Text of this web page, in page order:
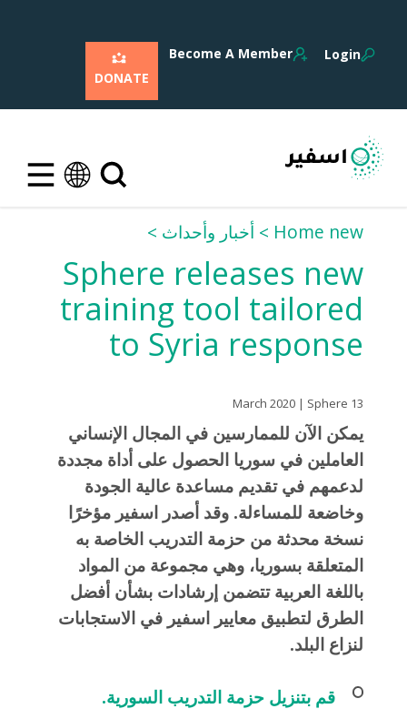
Login
Become A Member
DONATE
Home new أخبار وأحداث
Sphere releases new
training tool tailored
to Syria response
13 March 2020 | Sphere
يمكن الآن للممارسين في المجال الإنساني
العاملين في سوريا الحصول على أداة مجددة
لدعمهم في تقديم مساعدة عالية الجودة
وخاضعة للمساءلة. وقد أصدر اسفير مؤخرًا
نسخة محدثة من حزمة التدريب الخاصة به
المتعلقة بسوريا، وهي مجموعة من المواد
باللغة العربية تتضمن إرشادات بشأن أفضل
الطرق لتطبيق معايير اسفير في الاستجابات
لنزاع البلد.
قم بتنزيل حزمة التدريب السورية.